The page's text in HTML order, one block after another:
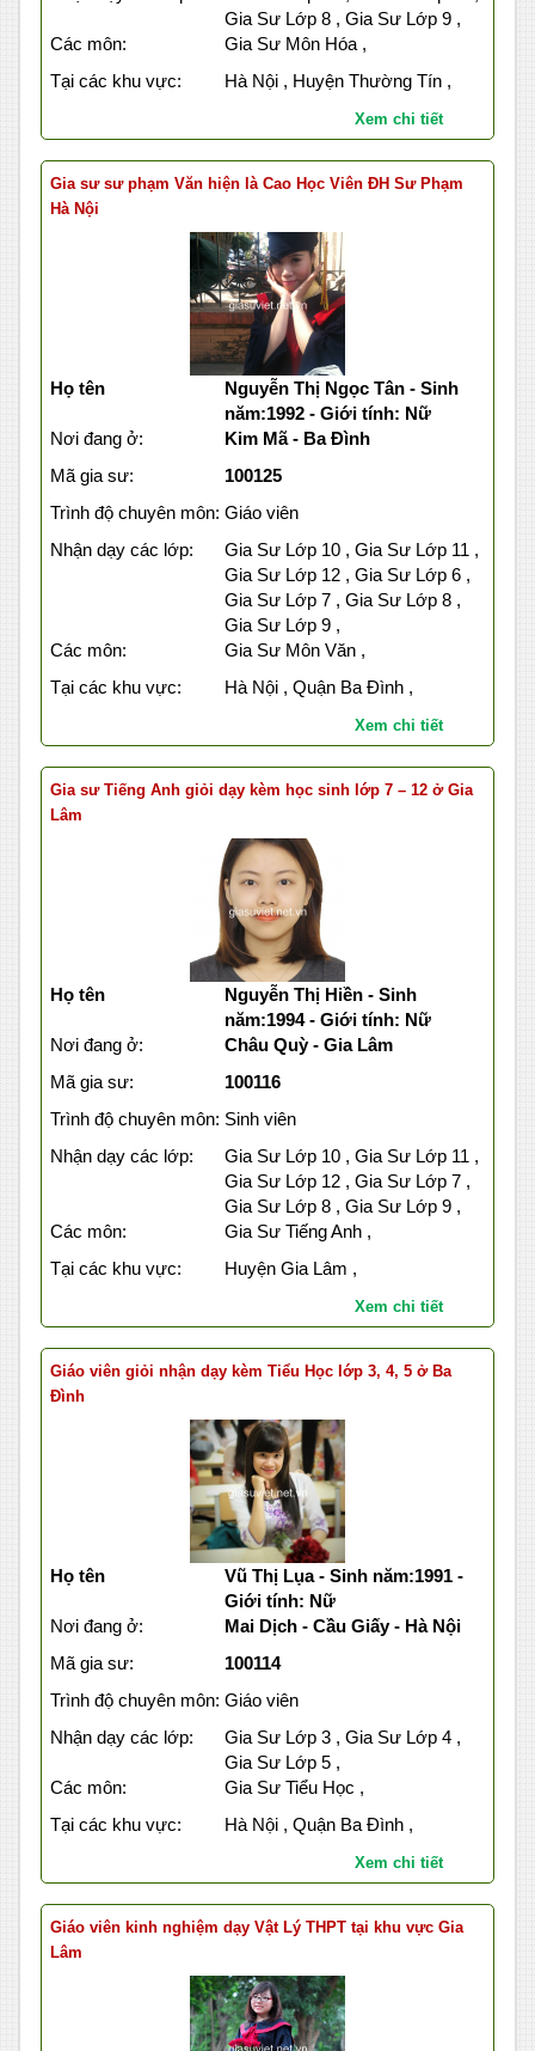
Gia Sư Lớp 8 , Gia Sư Lớp 9 ,
Các môn:
Gia Sư Môn Hóa ,
Tại các khu vực:
Hà Nội , Huyện Thường Tín ,
Xem chi tiết
Gia sư sư phạm Văn hiện là Cao Học Viên ĐH Sư Phạm
Hà Nội
Họ tên
Nguyễn Thị Ngọc Tân - Sinh
năm:1992 - Giới tính: Nữ
Nơi đang ở:
Kim Mã - Ba Đình
Mã gia sư:
100125
Trình độ chuyên môn: Giáo viên
Nhận dạy các lớp:
Gia Sư Lớp 10 , Gia Sư Lớp 11 ,
Gia Sư Lớp 12 , Gia Sư Lớp 6 ,
Gia Sư Lớp 7 , Gia Sư Lớp 8 ,
Gia Sư Lớp 9 ,
Các môn:
Gia Sư Môn Văn ,
Tại các khu vực:
Hà Nội , Quận Ba Đình ,
Xem chi tiết
Gia sư Tiếng Anh giỏi dạy kèm học sinh lớp 7 – 12 ở Gia
Lâm
Họ tên
Nguyễn Thị Hiền - Sinh
năm:1994 - Giới tính: Nữ
Nơi đang ở:
Châu Quỳ - Gia Lâm
Mã gia sư:
100116
Trình độ chuyên môn: Sinh viên
Nhận dạy các lớp:
Gia Sư Lớp 10 , Gia Sư Lớp 11 ,
Gia Sư Lớp 12 , Gia Sư Lớp 7 ,
Gia Sư Lớp 8 , Gia Sư Lớp 9 ,
Các môn:
Gia Sư Tiếng Anh ,
Tại các khu vực:
Huyện Gia Lâm ,
Xem chi tiết
Giáo viên giỏi nhận dạy kèm Tiểu Học lớp 3, 4, 5 ở Ba
Đình
Họ tên
Vũ Thị Lụa - Sinh năm:1991 -
Giới tính: Nữ
Nơi đang ở:
Mai Dịch - Cầu Giấy - Hà Nội
Mã gia sư:
100114
Trình độ chuyên môn: Giáo viên
Nhận dạy các lớp:
Gia Sư Lớp 3 , Gia Sư Lớp 4 ,
Gia Sư Lớp 5 ,
Các môn:
Gia Sư Tiểu Học ,
Tại các khu vực:
Hà Nội , Quận Ba Đình ,
Xem chi tiết
Giáo viên kinh nghiệm dạy Vật Lý THPT tại khu vực Gia
Lâm